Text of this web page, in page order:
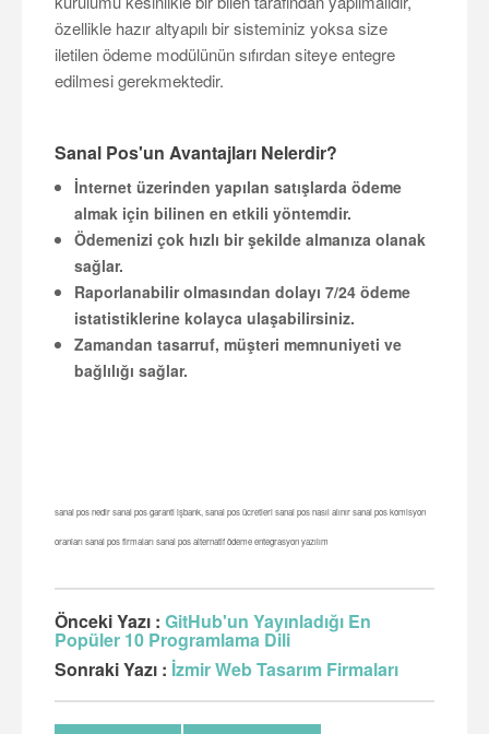
özellikle hazır altyapılı bir sisteminiz yoksa size
iletilen ödeme modülünün sıfırdan siteye entegre
edilmesi gerekmektedir.
Sanal Pos'un Avantajları Nelerdir?
İnternet üzerinden yapılan satışlarda ödeme
almak için bilinen en etkili yöntemdir.
Ödemenizi çok hızlı bir şekilde almanıza olanak
sağlar.
Raporlanabilir olmasından dolayı 7/24 ödeme
istatistiklerine kolayca ulaşabilirsiniz.
Zamandan tasarruf, müşteri memnuniyeti ve
bağlılığı sağlar.
sanal pos nedir sanal pos garanti işbank, sanal pos ücretleri sanal pos nasıl alınır sanal pos komisyon
oranları sanal pos firmaları sanal pos alternatif ödeme entegrasyon yazılım
Önceki Yazı : GitHub'un Yayınladığı En
Popüler 10 Programlama Dili
Sonraki Yazı : İzmir Web Tasarım Firmaları